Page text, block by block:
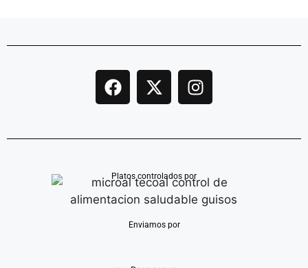
Platos controlados por
Enviamos por